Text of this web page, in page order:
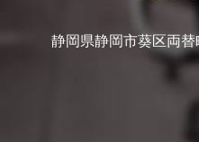
静岡県静岡市葵区両